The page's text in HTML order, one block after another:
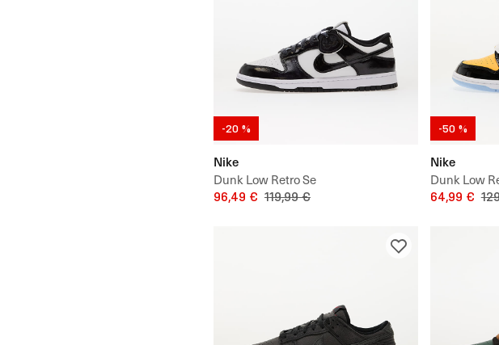
-20 %
Nike
Dunk Low Retro Se
96,49 € 119,99 €
-50 %
Nike
Dunk Low
64,99 €